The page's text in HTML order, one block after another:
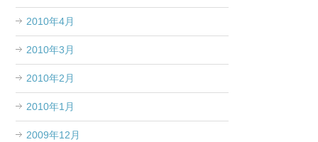
2010年4月
2010年3月
2010年2月
2010年1月
2009年12月